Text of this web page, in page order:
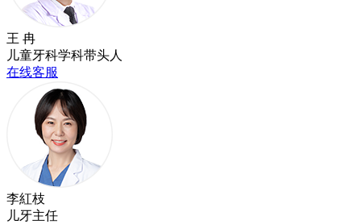
王 冉
儿童牙科学科带头人
在线客服
李紅枝
儿牙主任